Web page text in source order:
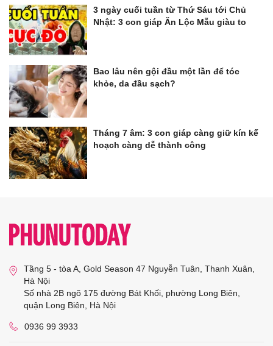
3 ngày cuối tuần từ Thứ Sáu tới Chủ
Nhật: 3 con giáp Ăn Lộc Mẫu giàu to
Bao lâu nên gội đầu một lần để tóc
khỏe, da đầu sạch?
Tháng 7 âm: 3 con giáp càng giữ kín kế
hoạch càng dễ thành công
Tầng 5 - tòa A, Gold Season 47 Nguyễn Tuân, Thanh Xuân,
Hà Nội
Số nhà 2B ngõ 175 đường Bát Khối, phường Long Biên,
quận Long Biên, Hà Nội
0936 99 3933